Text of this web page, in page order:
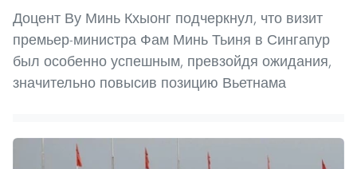
Доцент Ву Минь Кхыонг подчеркнул, что визит
премьер-министра Фам Минь Тьиня в Сингапур
был особенно успешным, превзойдя ожидания,
значительно повысив позицию Вьетнама